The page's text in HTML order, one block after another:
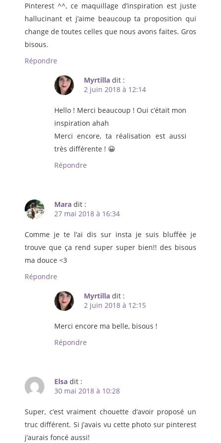
Pinterest ^^, ce maquillage d’inspiration est juste
hallucinant et j’aime beaucoup ta proposition qui
change de toutes celles que nous avons faites. Gros
bisous.
Répondre
Myrtilla dit :
2 juin 2018 à 12:14
Hello ! Merci beaucoup ! Oui c’était mon
inspiration ahah
Merci encore, ta réalisation est aussi
très différente ! 😀
Répondre
Mara dit :
27 mai 2018 à 16:34
Comme je te l’ai dis sur insta je suis bluffée je
trouve que ça rend super super bien!! des bisous
ma douce <3
Répondre
Myrtilla dit :
2 juin 2018 à 12:15
Merci encore ma belle, bisous !
Répondre
Elsa dit :
30 mai 2018 à 10:28
Super, c’est vraiment chouette d’avoir proposé un
truc différent. Si j’avais vu cette photo sur pinterest
j’aurais foncé aussi!